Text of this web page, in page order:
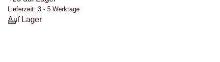
Lieferzeit: 3 - 5 Werktage
Auf Lager